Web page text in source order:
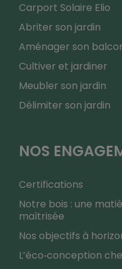
Carport Solaire Elio
Abriter son jardin
Aménager son
Cultiver et jardiner
Meubler son jardin
Délimiter son jardin
NOS
Certifications
Notre bois : une
maîtrisée
Nos objectifs à
L’éco‑conception